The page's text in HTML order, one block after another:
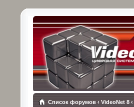
Список форумов ‹ VideoNet 8 ‹